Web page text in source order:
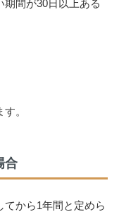
間が30日以上ある
。
合
てから1年間と定めら